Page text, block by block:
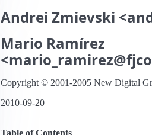
Andrei Zmievski
Mario Ramírez
Copyright © 2001-2005 New Digital
2010-09-20
Table of Contents